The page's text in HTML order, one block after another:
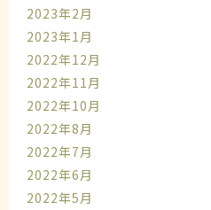
2023年2月
2023年1月
2022年12月
2022年11月
2022年10月
2022年8月
2022年7月
2022年6月
2022年5月